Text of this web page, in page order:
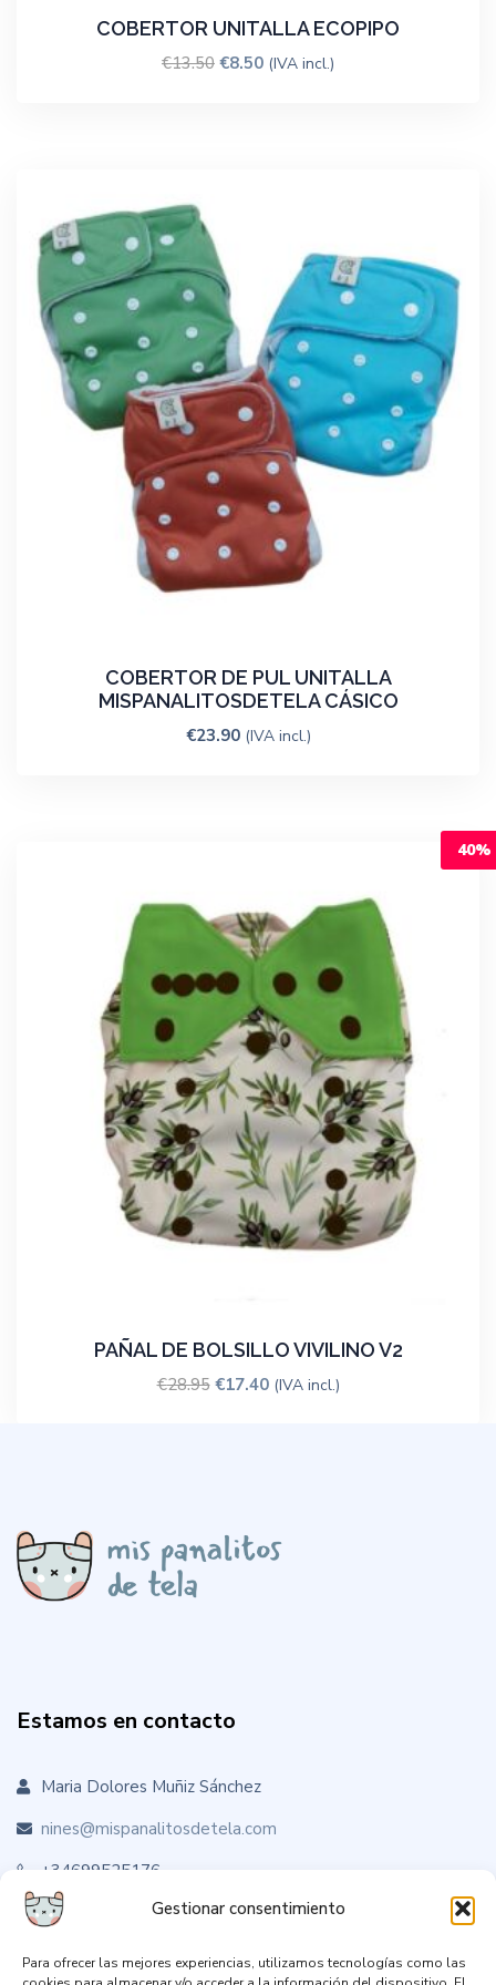
Gestionar consentimiento
Para ofrecer las mejores experiencias, utilizamos tecnologías como las
COBERTOR UNITALLA ECOPIPO
€13.50 €8.50 (IVA incl.)
COBERTOR DE PUL UNITALLA
MISPANALITOSDETELA CÁSICO
€23.90 (IVA incl.)
40%
PAÑAL DE BOLSILLO VIVILINO V2
€28.95 €17.40 (IVA incl.)
Estamos en contacto
Maria Dolores Muñiz Sánchez
nines@mispanalitosdetela.com
+34699525176
Sígueme en RRSS